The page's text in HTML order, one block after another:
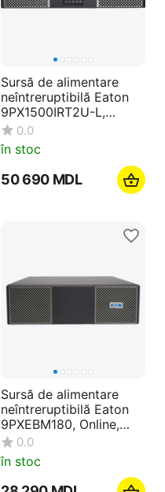
Sursă de alimentare
neîntreruptibilă Eaton
9PX1500IRT2U-L,
Online, 1500VA,
Turn/Montare pe rafturi
0.0
în stoc
50 690 MDL
Sursă de alimentare
neîntreruptibilă Eaton
9PXEBM180, Online,
6000VA, Turn/Montare
pe rafturi
0.0
în stoc